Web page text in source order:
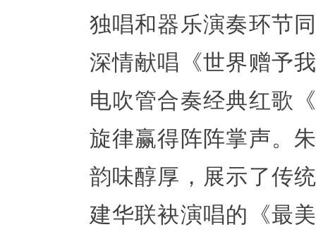
独唱和器乐演奏环节
深情献唱《世界赠予
电吹管合奏经典红歌
旋律赢得阵阵掌声。
韵味醇厚，展示了传
建华联袂演唱的《最